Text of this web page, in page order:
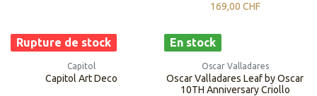
169,00 CHF
Rupture de stock
Capitol
Capitol Art Deco
En stock
Oscar Valladares
Oscar Valladares Leaf by Oscar
10TH Anniversary Criollo